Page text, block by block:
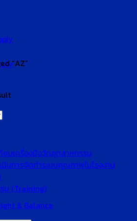
ยบเครื่องมือวัดอุตสาหกรรม
นินการจัดทำระบบคุณภาพในโรงงาน
ม (Training)
“AZ”
& Balance